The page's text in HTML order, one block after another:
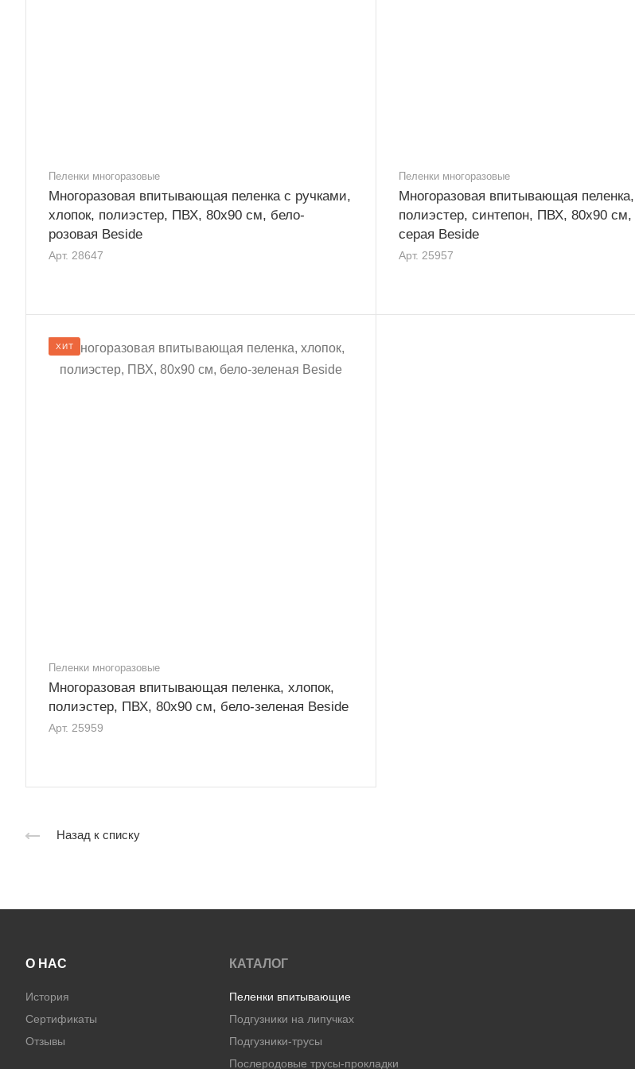
Пеленки многоразовые
Многоразовая впитывающая пеленка с ручками,
хлопок, полиэстер, ПВХ, 80x90 см, бело-
розовая Beside
Арт. 28647
Пеленки многоразовые
Многоразовая впитывающая
полиэстер, синтепон, ПВХ, 80x90 см,
серая Beside
Арт. 25957
ХИТ
Пеленки многоразовые
Многоразовая впитывающая пеленка, хлопок,
полиэстер, ПВХ, 80x90 см, бело-зеленая Beside
Арт. 25959
Назад к списку
О НАС
История
Сертификаты
Отзывы
КАТАЛОГ
Пеленки впитывающие
Подгузники на липучках
Подгузники-трусы
Послеродовые трусы-прокладки